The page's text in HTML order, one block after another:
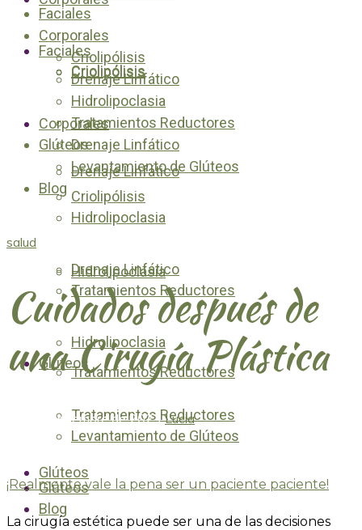
Criolipólisis
Drenaje Linfático
Hidrolipoclasia
Tratamientos Reductores
Glúteos
Criolipólisis
Drenaje Linfático
Hidrolipoclasia
Tratamientos Reductores
Glúteos
Levantamiento de Glúteos
Blog
Faciales
Corporales
Criolipólisis
Drenaje Linfático
Hidrolipoclasia
Tratamientos Reductores
Glúteos
Faciales
Corporales
Criolipólisis
Drenaje Linfático
Hidrolipoclasia
Tratamientos Reductores
Glúteos
Levantamiento de Glúteos
Blog
salud
Cuidados después de
una Cirugía Plástica
16 de septiembre de 2023 Lucia
¡Realmente vale la pena ser un paciente paciente!
La cirugía estética puede ser una de las decisiones